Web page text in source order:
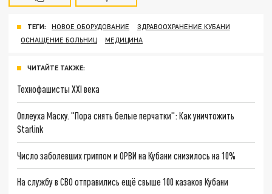
ТЕГИ: НОВОЕ ОБОРУДОВАНИЕ
ЗДРАВООХРАНЕНИЕ КУБАНИ
ОСНАЩЕНИЕ БОЛЬНИЦ
МЕДИЦИНА
ЧИТАЙТЕ ТАКЖЕ:
Технофашисты XXI века
Оплеуха Маску. "Пора снять белые перчатки": Как уничтожить
Starlink
Число заболевших гриппом и ОРВИ на Кубани снизилось на 10%
На службу в СВО отправились ещё свыше 100 казаков Кубани